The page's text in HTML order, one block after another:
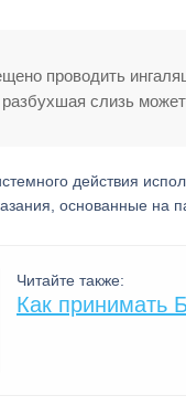
проводить
разбухшая слизь
действия
основанные на
Читайте также:
Как принимать